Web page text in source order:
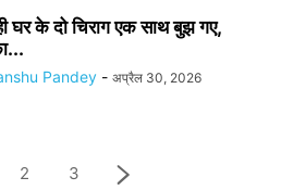
घर के दो चिराग एक साथ बुझ गए,
Pandey - अप्रैल 30, 2026
2 3